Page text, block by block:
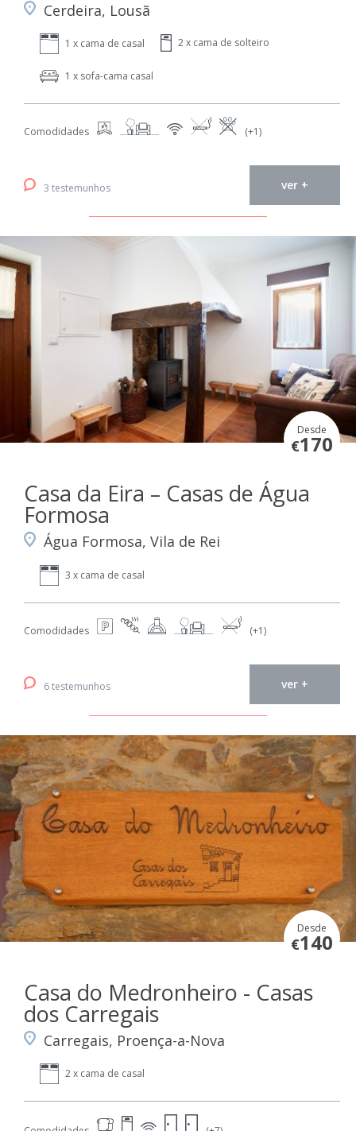
Cerdeira, Lousã
1 x cama de casal 2 x cama de solteiro
1 x sofa-cama casal
Comodidades (+1)
3 testemunhos ver +
Desde
€170
Casa da Eira – Casas de Água
Formosa
Água Formosa, Vila de Rei
3 x cama de casal
Comodidades (+1)
6 testemunhos ver +
Desde
€140
Casa do Medronheiro - Casas
dos Carregais
Carregais, Proença-a-Nova
2 x cama de casal